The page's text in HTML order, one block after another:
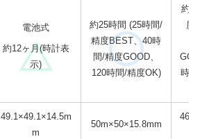
電池式
約12ヶ月(時計表
示)
約25時間 (25時間/
精度BEST、40時
間/精度GOOD、
120時間/精度OK)
約
度
時
49.1×49.1×14.5m
m
50m×50×15.8mm